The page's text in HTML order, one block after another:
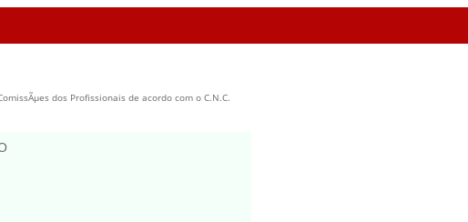
dos Profissionais de acordo com o C.N.C.